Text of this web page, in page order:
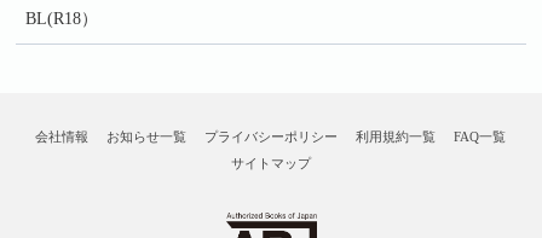
BL(R18）
会社情報 お知らせ一覧 プライバシーポリシー 利用規約一覧
FAQ一覧
サイトマップ